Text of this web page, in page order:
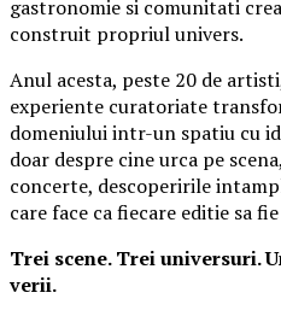
gastronomie si comunitati
construit propriul univers.
Anul acesta, peste 20 de
experiente curatoriate
domeniului intr-un spatiu cu
doar despre cine urca pe
concerte, descoperirile
care face ca fiecare editie sa
Trei scene. Trei universuri.
verii.